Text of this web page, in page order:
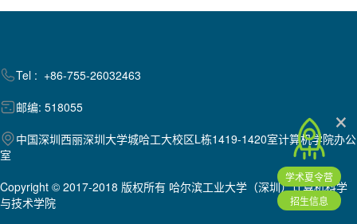
Tel : +86-755-26032463
邮编: 518055
中国深圳西丽深圳大学城哈工大校区L栋1419-1420室计算机学院办公
室
Copyright © 2017-2018 版权所有 哈尔滨工业大学（深圳）计算机科学
与技术学院
×
学术夏令营
招生信息